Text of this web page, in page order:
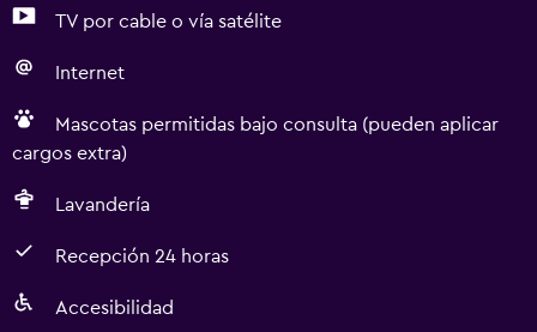
TV por cable o vía satélite
Internet
Mascotas permitidas bajo consulta (pueden aplicar
cargos extra)
Lavandería
Recepción 24 horas
Accesibilidad